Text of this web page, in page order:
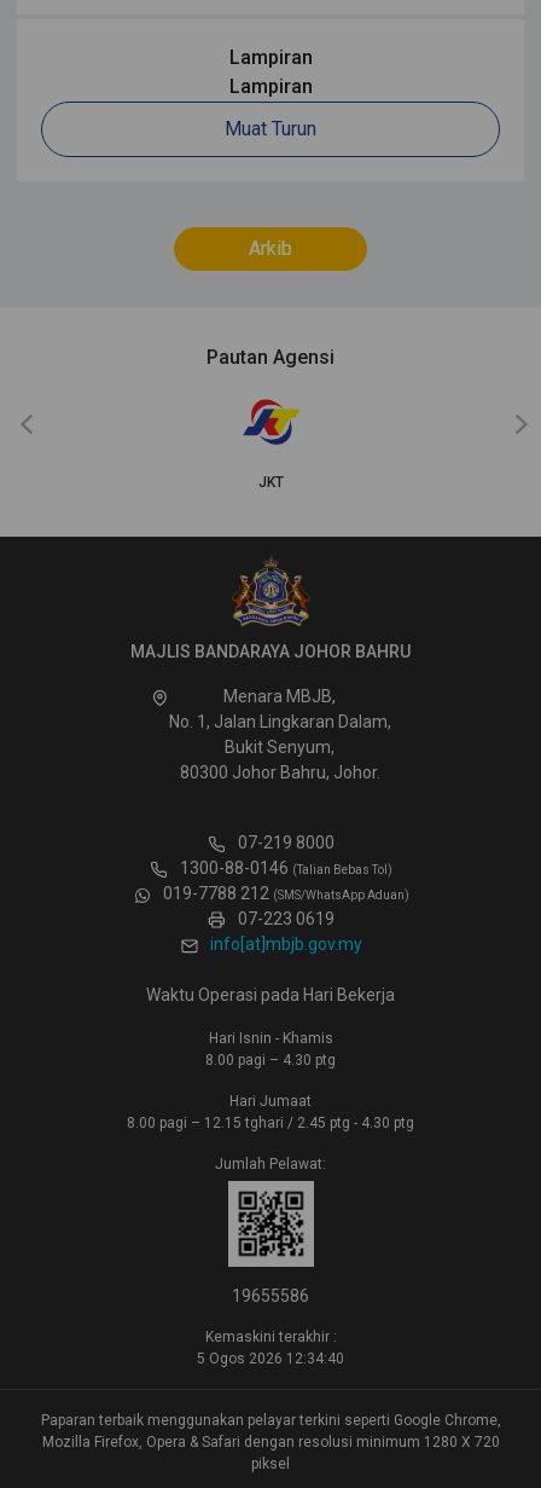
Lampiran
Lampiran
Muat Turun
Arkib
Pautan Agensi
JKT
‹ ›
MAJLIS BANDARAYA JOHOR BAHRU
Menara MBJB,
No. 1, Jalan Lingkaran Dalam,
Bukit Senyum,
80300 Johor Bahru, Johor.
07-219 8000
1300-88-0146 (Talian Bebas Tol)
019-7788 212 (SMS/WhatsApp Aduan)
07-223 0619
info[at]mbjb.gov.my
Waktu Operasi pada Hari Bekerja
Hari Isnin - Khamis
8.00 pagi – 4.30 ptg
Hari Jumaat
8.00 pagi – 12.15 tghari / 2.45 ptg - 4.30 ptg
Jumlah Pelawat:
19655586
Kemaskini terakhir :
5 Ogos 2026 12:34:40
Paparan terbaik menggunakan pelayar terkini seperti Google Chrome,
Mozilla Firefox, Opera & Safari dengan resolusi minimum 1280 X 720
piksel